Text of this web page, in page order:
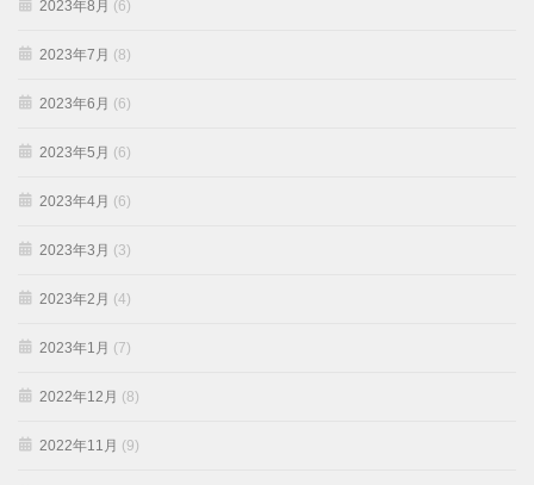
2023年8月 (6)
2023年7月 (8)
2023年6月 (6)
2023年5月 (6)
2023年4月 (6)
2023年3月 (3)
2023年2月 (4)
2023年1月 (7)
2022年12月 (8)
2022年11月 (9)